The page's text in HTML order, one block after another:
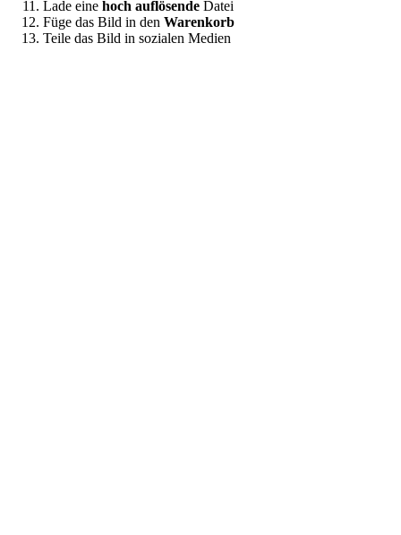
Lade eine hoch auflösende Datei
Füge das Bild in den Warenkorb
Teile das Bild in sozialen Medien